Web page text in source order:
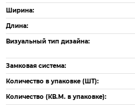
Ширина:
Длина:
Визуальный тип дизайна:
Замковая система:
Количество в упаковке (ШТ):
Количество (КВ.М. в упаковке):